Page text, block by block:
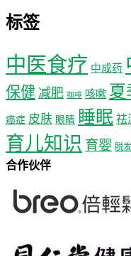
标签
中医食疗 中成药
保健 减肥 咖啡 咳嗽 夏
癌症 皮肤 眼睛 睡眠 祛
育儿知识 育婴 脱发
合作伙伴